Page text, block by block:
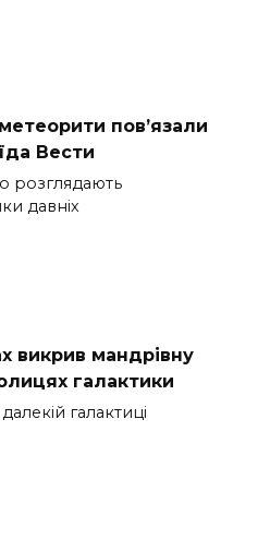
метеорити пов’язали
Вести
розглядають
давніх
викрив мандрівну
галактики
галактиці